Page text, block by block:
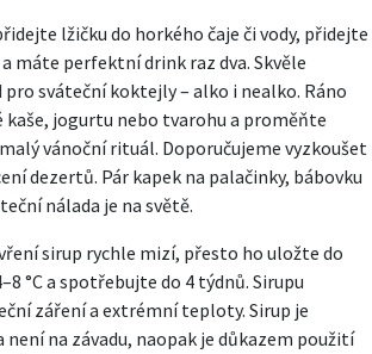
lžičku do horkého čaje či vody, přidejte
máte perfektní drink raz dva. Skvěle
sváteční koktejly – alko i nealko. Ráno
kaše, jogurtu nebo tvarohu a proměňte
vánoční rituál. Doporučujeme vyzkoušet
dezertů. Pár kapek na palačinky, bábovku
nálada je na světě.
sirup rychle mizí, přesto ho uložte do
°C a spotřebujte do 4 týdnů. Sirupu
záření a extrémní teploty. Sirup je
na závadu, naopak je důkazem použití